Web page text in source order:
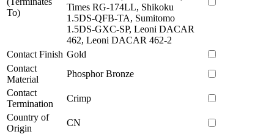
To)
Times RG-174LL, Shikoku
1.5DS-QFB-TA, Sumitomo
1.5DS-GXC-SP, Leoni DACAR
462, Leoni DACAR 462-2
Contact Finish Gold
Contact
Material
Phosphor Bronze
Contact
Termination
Crimp
Country of
Origin
CN